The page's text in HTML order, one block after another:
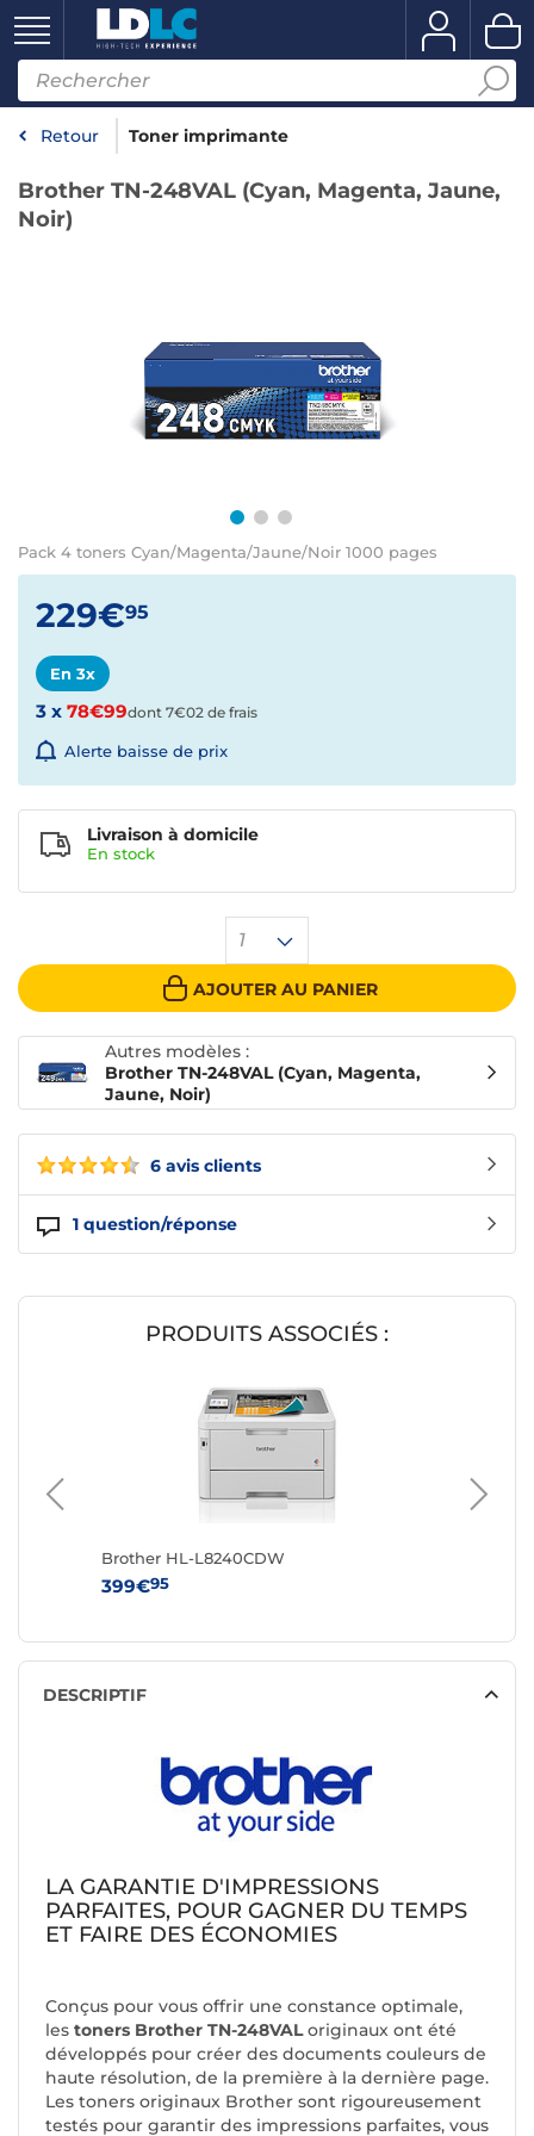
Retour Toner imprimante
Brother TN-248VAL (Cyan, Magenta, Jaune,
Noir)
Pack 4 toners Cyan/Magenta/Jaune/Noir 1000 pages
6 avis clients
1 question/réponse
229€95
En 3x
3 x 78€99dont 7€02 de frais
Alerte baisse de prix
1
AJOUTER AU PANIER
Livraison à domicile
En stock
Autres modèles :
Brother TN-248VAL (Cyan, Magenta,
Jaune, Noir)
PRODUITS ASSOCIÉS :
Brother HL-L8240CDW
399€95
DESCRIPTIF
LA GARANTIE D'IMPRESSIONS
PARFAITES, POUR GAGNER DU TEMPS
ET FAIRE DES ÉCONOMIES
Conçus pour vous offrir une constance optimale,
les toners Brother TN-248VALoriginaux ont été
développés pour créer des documents couleurs de
haute résolution, de la première à la dernière page.
Les toners originaux Brother sont rigoureusement
testés pour garantir des impressions parfaites, vous